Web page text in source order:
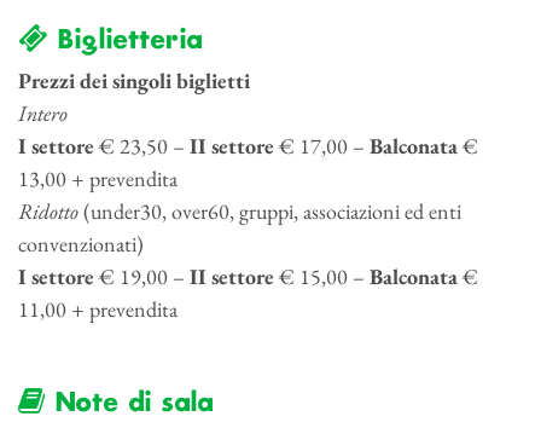
Biglietteria
Prezzi dei singoli biglietti
Intero
I settore€ 23,50 – II settore€ 17,00 – Balconata€
13,00 + prevendita
Ridotto(under30, over60, gruppi, associazioni ed enti
convenzionati)
I settore€ 19,00 – II settore€ 15,00 – Balconata€
11,00 + prevendita
Note di sala